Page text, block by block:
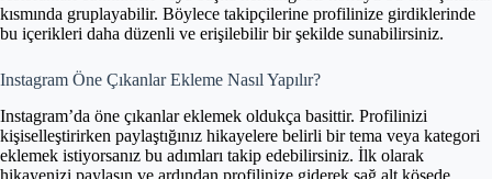
kısmında gruplayabilir. Böylece takipçilerine profilinize girdiklerinde
bu içerikleri daha düzenli ve erişilebilir bir şekilde sunabilirsiniz.
Instagram Öne Çıkanlar Ekleme Nasıl Yapılır?
Instagram’da öne çıkanlar eklemek oldukça basittir. Profilinizi
kişiselleştirirken paylaştığınız hikayelere belirli bir tema veya kategori
eklemek istiyorsanız bu adımları takip edebilirsiniz. İlk olarak
hikayenizi paylaşın ve ardından profilinize giderek sağ alt köşede